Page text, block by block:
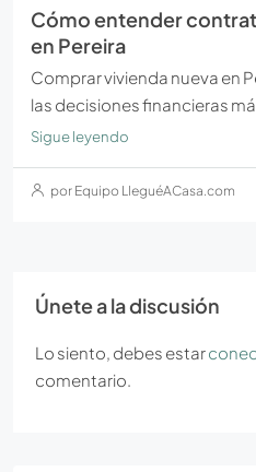
Cómo entender
en Pereira
Comprar vivienda nueva en
las decisiones financieras
Sigue leyendo
por Equipo LleguéACasa.com
Únete a la discusión
Lo siento, debes estar
comentario.